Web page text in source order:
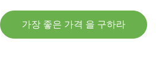
가장 좋은 가격 을 구하라